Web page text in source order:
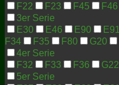
F22
F23 F45
F46
3er Serie
E30
E46 E90 E91
F34
F35 F80 G20
4er Serie
F32
F33 F36 G22
5er Serie